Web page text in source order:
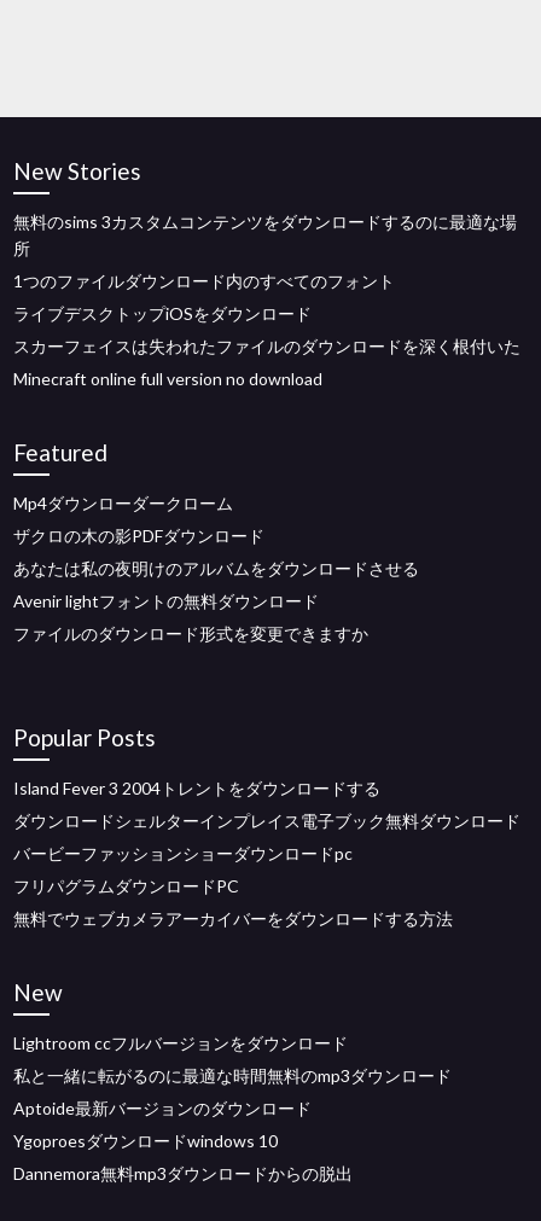
New Stories
無料のsims 3カスタムコンテンツをダウンロードするのに最適な場
所
1つのファイルダウンロード内のすべてのフォント
ライブデスクトップiOSをダウンロード
スカーフェイスは失われたファイルのダウンロードを深く根付いた
Minecraft online full version no download
Featured
Mp4ダウンローダークローム
ザクロの木の影PDFダウンロード
あなたは私の夜明けのアルバムをダウンロードさせる
Avenir lightフォントの無料ダウンロード
ファイルのダウンロード形式を変更できますか
Popular Posts
Island Fever 3 2004トレントをダウンロードする
ダウンロードシェルターインプレイス電子ブック無料ダウンロード
バービーファッションショーダウンロードpc
フリパグラムダウンロードPC
無料でウェブカメラアーカイバーをダウンロードする方法
New
Lightroom ccフルバージョンをダウンロード
私と一緒に転がるのに最適な時間無料のmp3ダウンロード
Aptoide最新バージョンのダウンロード
Ygoproesダウンロードwindows 10
Dannemora無料mp3ダウンロードからの脱出